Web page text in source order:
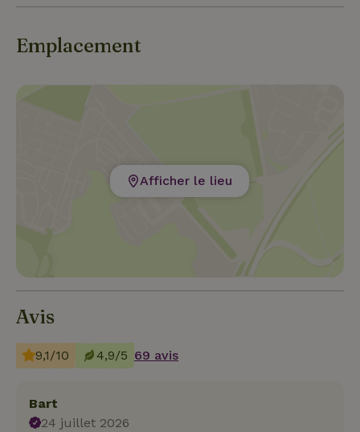
Emplacement
Afficher le lieu
Avis
9,1/10 4,9/5 69 avis
Bart
24 juillet 2026